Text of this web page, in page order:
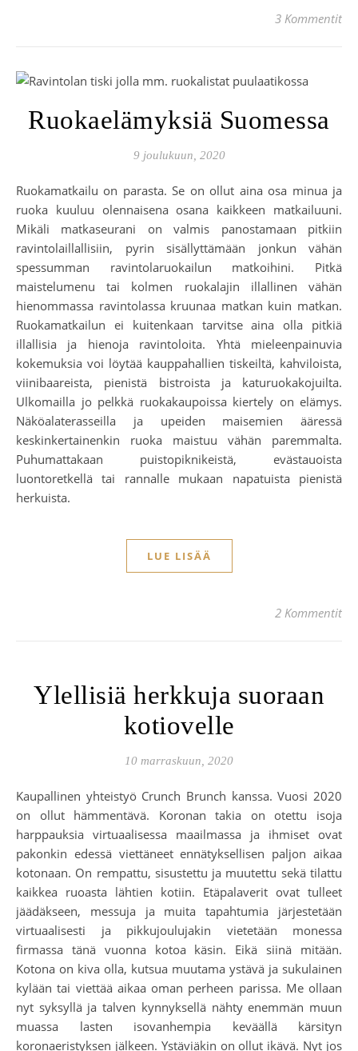
3 Kommentit
Ruokaelämyksiä Suomessa
9 joulukuun, 2020
Ruokamatkailu on parasta. Se on ollut aina osa minua ja
ruoka kuuluu olennaisena osana kaikkeen matkailuuni.
Mikäli matkaseurani on valmis panostamaan pitkiin
ravintolaillallisiin, pyrin sisällyttämään jonkun vähän
spessumman ravintolaruokailun matkoihini. Pitkä
maistelumenu tai kolmen ruokalajin illallinen vähän
hienommassa ravintolassa kruunaa matkan kuin matkan.
Ruokamatkailun ei kuitenkaan tarvitse aina olla pitkiä
illallisia ja hienoja ravintoloita. Yhtä mieleenpainuvia
kokemuksia voi löytää kauppahallien tiskeiltä, kahviloista,
viinibaareista, pienistä bistroista ja katuruokakojuilta.
Ulkomailla jo pelkkä ruokakaupoissa kiertely on elämys.
Näköalaterasseilla ja upeiden maisemien ääressä
keskinkertainenkin ruoka maistuu vähän paremmalta.
Puhumattakaan puistopiknikeistä, evästauoista
luontoretkellä tai rannalle mukaan napatuista pienistä
herkuista.
LUE LISÄÄ
2 Kommentit
Ylellisiä herkkuja suoraan
kotiovelle
10 marraskuun, 2020
Kaupallinen yhteistyö Crunch Brunch kanssa. Vuosi 2020
on ollut hämmentävä. Koronan takia on otettu isoja
harppauksia virtuaalisessa maailmassa ja ihmiset ovat
pakonkin edessä viettäneet ennätyksellisen paljon aikaa
kotonaan. On rempattu, sisustettu ja muutettu sekä tilattu
kaikkea ruoasta lähtien kotiin. Etäpalaverit ovat tulleet
jäädäkseen, messuja ja muita tapahtumia järjestetään
virtuaalisesti ja pikkujoulujakin vietetään monessa
firmassa tänä vuonna kotoa käsin. Eikä siinä mitään.
Kotona on kiva olla, kutsua muutama ystävä ja sukulainen
kylään tai viettää aikaa oman perheen parissa. Me ollaan
nyt syksyllä ja talven kynnyksellä nähty enemmän muun
muassa lasten isovanhempia keväällä kärsityn
koronaeristyksen jälkeen. Ystäviäkin on ollut ikävä. Nyt jos